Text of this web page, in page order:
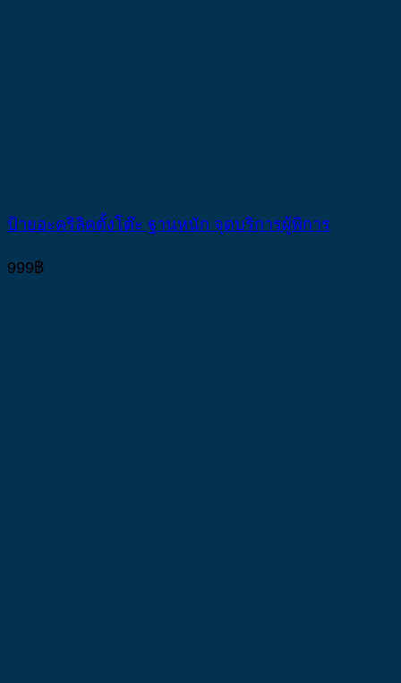
ป้ายอะคริลิคตั้งโต๊ะ ฐานหนัก จุดบริการผู้พิการ
999฿